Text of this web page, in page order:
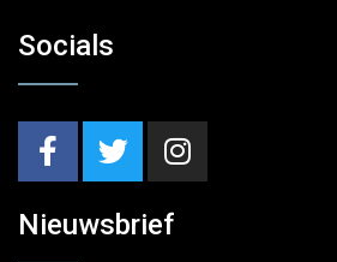
Socials
Nieuwsbrief